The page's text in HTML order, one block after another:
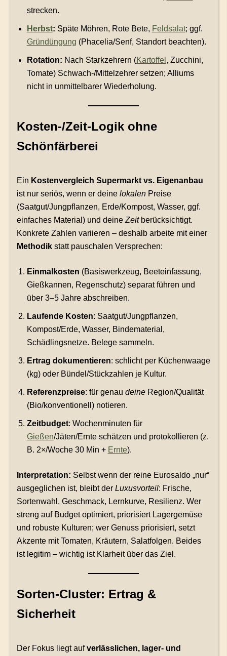
strecken.
Herbst: Späte Möhren, Rote Bete, Feldsalat; ggf.
Gründüngung (Phacelia/Senf, Standort beachten).
Rotation: Nach Starkzehrern (Kartoffel , Zucchini,
Tomate) Schwach-/Mittelzehrer setzen; Alliums
nicht in unmittelbarer Wiederholung.
Kosten-/Zeit-Logik ohne
Schönfärberei
Ein Kostenvergleich Supermarkt vs. Eigenanbau
ist nur seriös, wenn er deine lokalenPreise
(Saatgut/Jungpflanzen, Erde/Kompost, Wasser, ggf.
einfaches Material) und deine Zeitberücksichtigt.
Konkrete Zahlen variieren – deshalb arbeite mit einer
Methodikstatt pauschalen Versprechen:
Einmalkosten (Basiswerkzeug, Beeteinfassung,
Gießkannen, Regenschutz) separat führen und
über 3–5 Jahre abschreiben.
Laufende Kosten: Saatgut/Jungpflanzen,
Kompost/Erde, Wasser, Bindematerial,
Schädlingsnetze. Belege sammeln.
Ertrag dokumentieren: schlicht per Küchenwaage
(kg) oder Bündel/Stückzahlen je Kultur.
Referenzpreise: für genau deineRegion/Qualität
(Bio/konventionell) notieren.
Zeitbudget: Wochenminuten für
Gießen/Jäten/Ernte schätzen und protokollieren (z.
B. 2×/Woche 30 Min + Ernte).
Interpretation: Selbst wenn der reine Eurosaldo „nur“
ausgeglichen ist, bleibt der Luxusvorteil: Frische,
Sortenwahl, Geschmack, Lernkurve, Resilienz. Wer
streng auf Budget optimiert, priorisiert Lagergemüse
und robuste Kulturen; wer Genuss priorisiert, setzt
Akzente mit Tomaten, Kräutern, Salatfolgen. Beides
ist legitim – wichtig ist Klarheit über das Ziel.
Sorten-Cluster: Ertrag &
Sicherheit
Der Fokus liegt aufverlässlichen, lager- und